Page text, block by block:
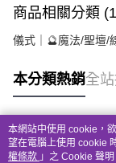
商品相關分類
儀式｜🔮魔法/聖壇/
本分類熱銷全
熱門標籤
本網站中使用 cookie，
望在電腦上使用 cookie
權條款 」之 Cookie 聲